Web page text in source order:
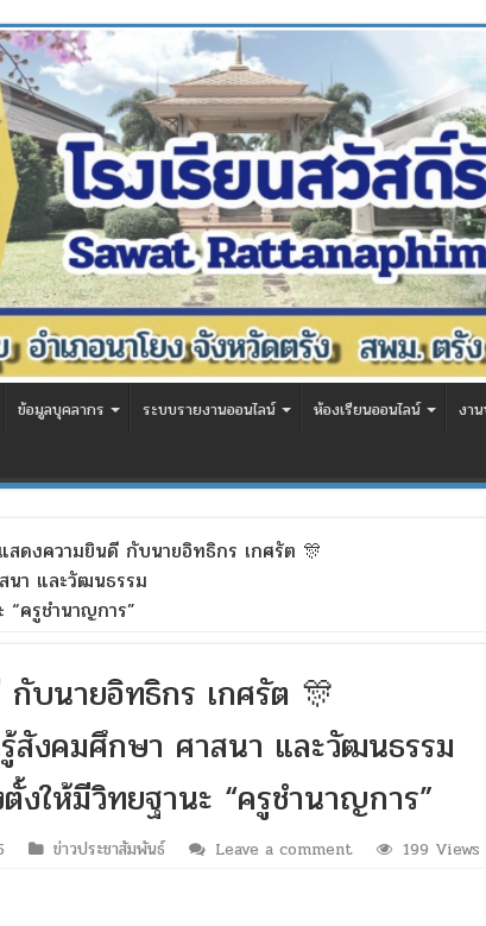
ข้อมูลบุคลากร ระบบรายงานออนไลน์ ห้องเรียนออนไลน์ งา
สดงความยินดี กับนายอิทธิกร เกศรัต 🎊
นา และวัฒนธรรม
“ครูชำนาญการ”
บนายอิทธิกร เกศรัต 🎊
สังคมศึกษา ศาสนา และวัฒนธรรม
งให้มีวิทยฐานะ “ครูชำนาญการ”
ข่าวประชาสัมพันธ์ Leave a comment 199 Views